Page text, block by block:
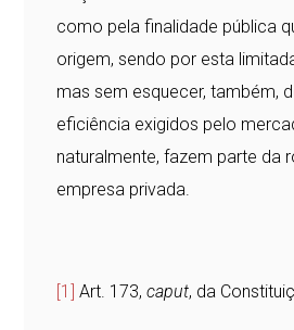
como pela finalidade pública
origem, sendo por esta
mas sem esquecer, também,
eficiência exigidos pelo
naturalmente, fazem parte da
empresa privada.
[1] Art. 173,caput, da